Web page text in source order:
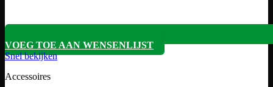
VOEG TOE AAN WENSENLIJST
Snel bekijken
Accessoires